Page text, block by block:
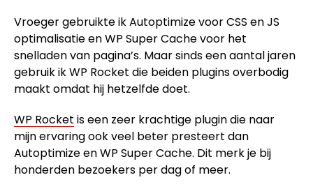
Vroeger gebruikte ik Autoptimize voor CSS en JS
optimalisatie en WP Super Cache voor het
snelladen van pagina’s. Maar sinds een aantal jaren
gebruik ik WP Rocket die beiden plugins overbodig
maakt omdat hij hetzelfde doet.
WP Rocket is een zeer krachtige plugin die naar
mijn ervaring ook veel beter presteert dan
Autoptimize en WP Super Cache. Dit merk je bij
honderden bezoekers per dag of meer.